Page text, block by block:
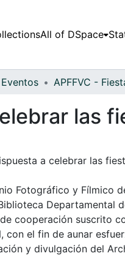
All of DSpace
las
a celebrar las
Fotográfico y Fílmico
Departamental
cooperación suscrito
con el fin de aunar
y divulgación del